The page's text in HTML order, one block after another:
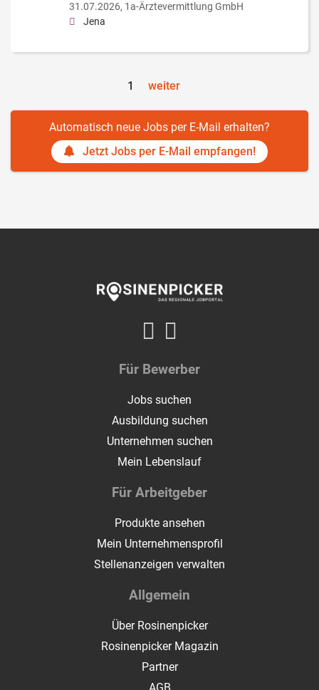
31.07.2026, 1a-Ärztevermittlung GmbH
Jena
1 weiter
Automatisch neue Jobs per E-Mail erhalten?
Jetzt Jobs per E-Mail empfangen!
Für Bewerber
Jobs suchen
Ausbildung suchen
Unternehmen suchen
Mein Lebenslauf
Für Arbeitgeber
Produkte ansehen
Mein Unternehmensprofil
Stellenanzeigen verwalten
Allgemein
Über Rosinenpicker
Rosinenpicker Magazin
Partner